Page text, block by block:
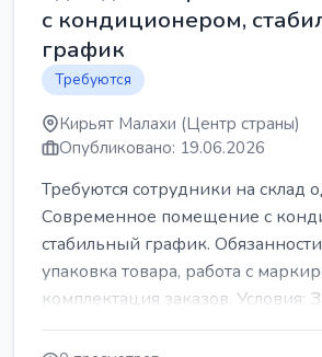
с кондиционером,
график
Требуются
Кирьят Малахи (Центр страны)
Опубликовано: 19.06.2026
Требуются сотрудники на склад
Современное помещение с
стабильный график.
упаковка товара, работа с
комплектация заказов. Условия: